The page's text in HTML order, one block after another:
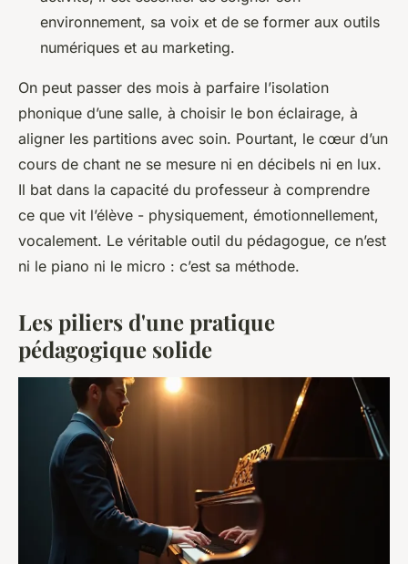
environnement, sa voix et de se former aux outils
numériques et au marketing.
On peut passer des mois à parfaire l’isolation
phonique d’une salle, à choisir le bon éclairage, à
aligner les partitions avec soin. Pourtant, le cœur d’un
cours de chant ne se mesure ni en décibels ni en lux.
Il bat dans la capacité du professeur à comprendre
ce que vit l’élève - physiquement, émotionnellement,
vocalement. Le véritable outil du pédagogue, ce n’est
ni le piano ni le micro : c’est sa méthode.
Les piliers d'une pratique
pédagogique solide